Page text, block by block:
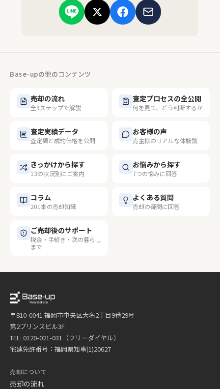
Base-upの他のコンテンツ
売却の流れ
全9ステップで解説
査定プロセスの全公開
何を見て、どう判断するか
査定実績データ
査定額と成約価格を公開
お客様の声
売主様のリアルな体験談
きっかけから探す
13の状況別にご案内
お悩みから探す
7つの悩みに回答
コラム
201本の売却知識
よくある質問
売却の疑問に回答
ご売却後のサポート
税金・手続き・次の暮らし
まで
〒810-0041 福岡市中央区大名2丁目9番29号
第2プリンスビル3F
TEL: 0120-021-031（フリーダイヤル）
宅建免許番号：福岡県知事(1)20627
売却について
売却の流れ